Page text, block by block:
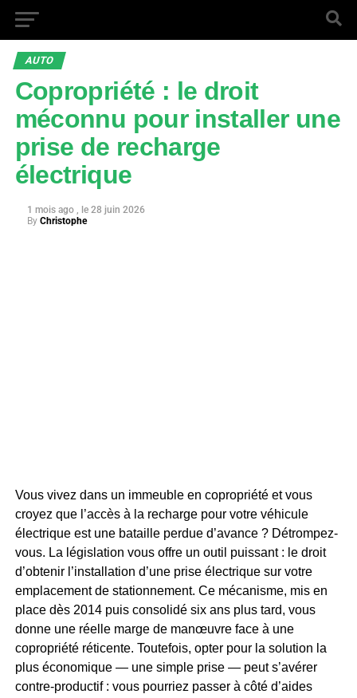
AUTO
Copropriété : le droit
méconnu pour installer une
prise de recharge
électrique
1 mois ago
28 juin 2026
By Christophe
Vous vivez dans un immeuble en copropriété et vous
croyez que l’accès à la recharge pour votre véhicule
électrique est une bataille perdue d’avance ? Détrompez-
vous. La législation vous offre un outil puissant : le droit
d’obtenir l’installation d’une prise électrique sur votre
emplacement de stationnement. Ce mécanisme, mis en
place dès 2014 puis consolidé six ans plus tard, vous
donne une réelle marge de manœuvre face à une
copropriété réticente. Toutefois, opter pour la solution la
plus économique — une simple prise — peut s’avérer
contre-productif : vous pourriez passer à côté d’aides